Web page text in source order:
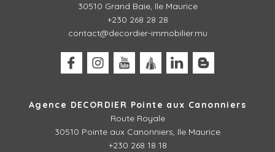
30510 Grand Baie, Ile Maurice
+230 268 28 28
contact@decordier-immobilier.mu
Agence DECORDIER Pointe aux Canonniers
Route Royale
30510 Pointe aux Canonniers, Ile Maurice
+230 268 18 18